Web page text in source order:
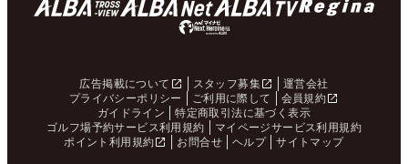
広告掲載について スタッフ募集
運営会社
プライバシーポリシー
ご利用に際して
会員規約
ガイドライン
特定商取引法に基づく表示
ゴルフ場予約サービス利用規約
マイページサービス利用規約
ポイント利用規約
お問合せ ヘルプ サイトマップ